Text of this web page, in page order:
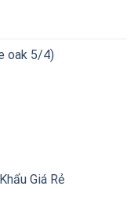
oak 5/4)
Giá Rẻ